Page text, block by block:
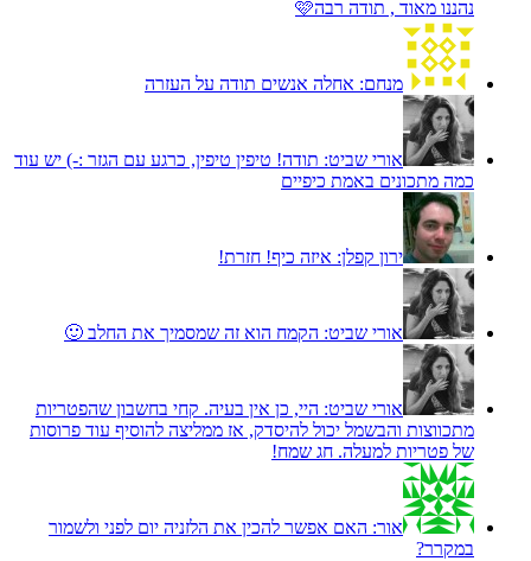
נהננו מאוד , תודה רבה🩷
מנחם: אחלה אנשים תודה על העזרה
אורי שביט: תודה! טיפין טיפין, כרגע עם הגזר :-) יש עוד
כמה מתכונים באמת כיפיים
ירון קפלן: איזה כיף! חזרת!
אורי שביט: הקמח הוא זה שמסמיך את החלב 🙂
אורי שביט: היי, כן אין בעיה. קחי בחשבון שהפטריות
מתכווצות והבשמל יכול להיסדק, אז ממליצה להוסיף עוד פרוסות
של פטריות למעלה. חג שמח!
אור: האם אפשר להכין את הלזניה יום לפני ולשמור
במקרר?